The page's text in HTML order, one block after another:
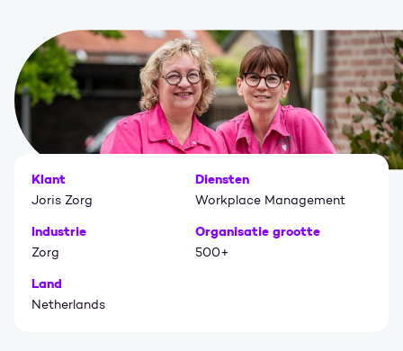
Klant
Joris Zorg
Diensten
Workplace Management
Industrie
Zorg
Organisatie grootte
500+
Land
Netherlands